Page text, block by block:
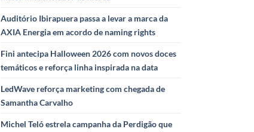
Auditório Ibirapuera passa a levar a marca da
AXIA Energia em acordo de naming rights
Fini antecipa Halloween 2026 com novos doces
temáticos e reforça linha inspirada na data
LedWave reforça marketing com chegada de
Samantha Carvalho
Michel Teló estrela campanha da Perdigão que